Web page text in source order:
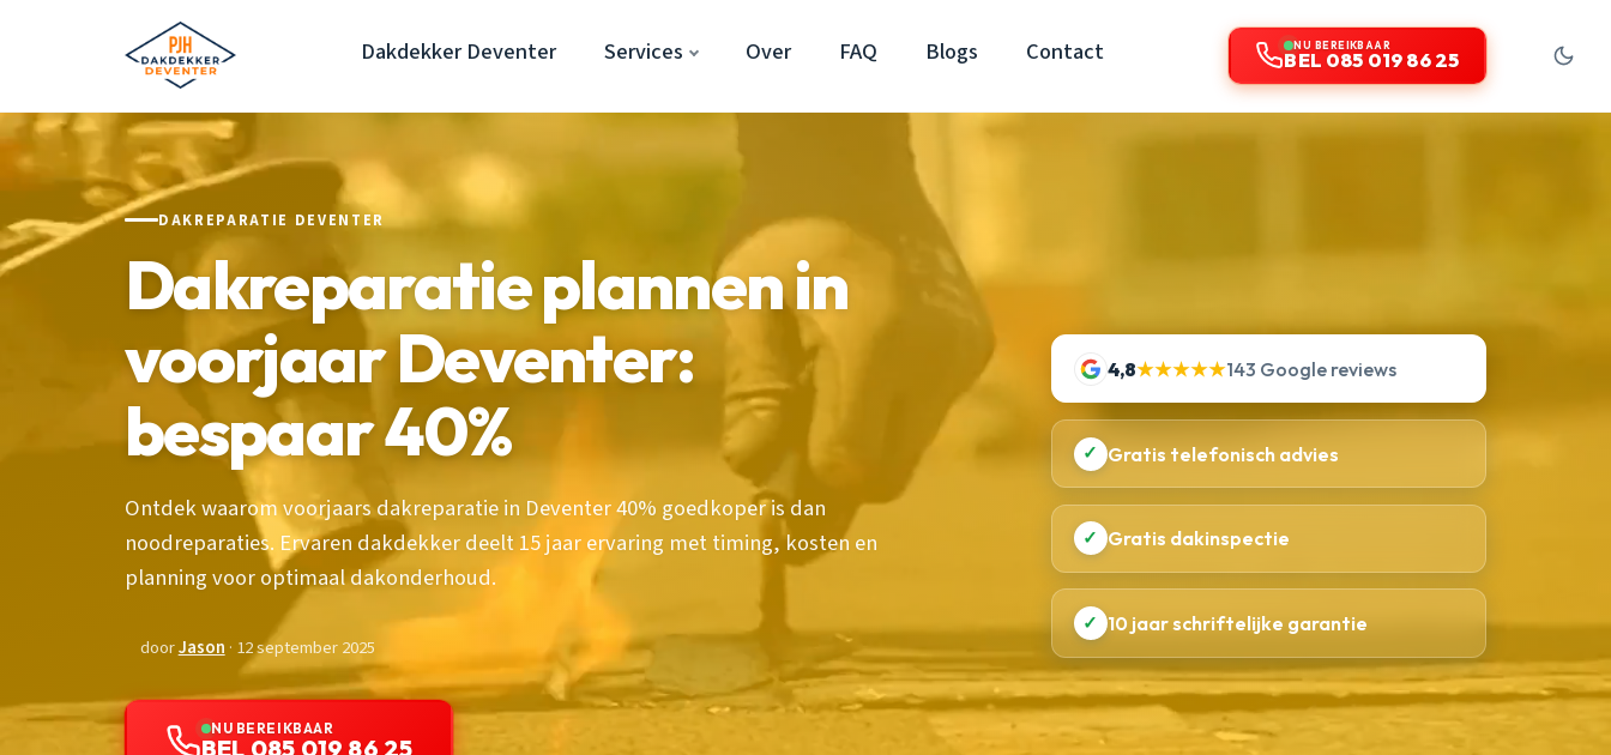
Dakdekker Deventer Services Over FAQ Blogs Contact NU BEREIKBAAR
BEL 085 019 86 25
DAKREPARATIE DEVENTER
Dakreparatie plannen in
voorjaar Deventer:
bespaar 40%
Ontdek waarom voorjaars dakreparatie in Deventer 40% goedkoper is dan
noodreparaties. Ervaren dakdekker deelt 15 jaar ervaring met timing, kosten en
planning voor optimaal dakonderhoud.
doorJason · 12 september 2025
NU BEREIKBAAR
BEL 085 019 86 25
4,8★★★★★143 Google reviews
✓ Gratis telefonisch advies
✓ Gratis dakinspectie
✓ 10 jaar schriftelijke garantie